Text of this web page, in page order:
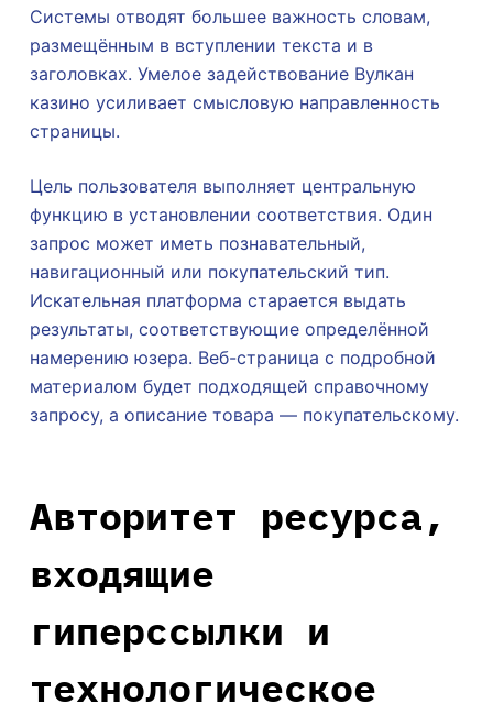
Системы отводят большее важность словам,
размещённым в вступлении текста и в
заголовках. Умелое задействование Вулкан
казино усиливает смысловую направленность
страницы.
Цель пользователя выполняет центральную
функцию в установлении соответствия. Один
запрос может иметь познавательный,
навигационный или покупательский тип.
Искательная платформа старается выдать
результаты, соответствующие определённой
намерению юзера. Веб-страница с подробной
материалом будет подходящей справочному
запросу, а описание товара — покупательскому.
Авторитет ресурса,
входящие
гиперссылки и
технологическое